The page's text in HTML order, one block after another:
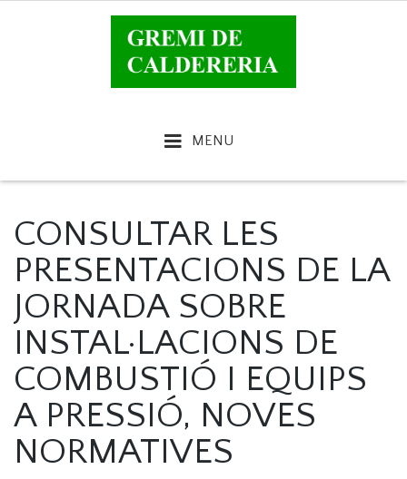
MENU
CONSULTAR LES
PRESENTACIONS DE LA
JORNADA SOBRE
INSTAL·LACIONS DE
COMBUSTIÓ I EQUIPS
A PRESSIÓ, NOVES
NORMATIVES